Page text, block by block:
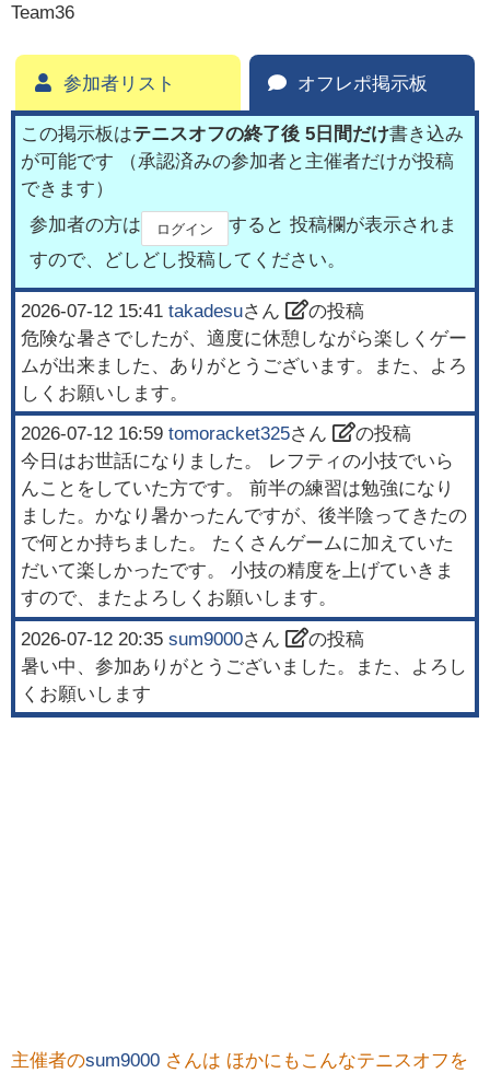
Team36
参加者リスト オフレポ掲示板
この掲示板はテニスオフの終了後 5日間だけ書き込み
が可能です （承認済みの参加者と主催者だけが投稿
できます）
参加者の方は
ログイン
すると 投稿欄が表示されま
すので、どしどし投稿してください。
2026-07-12 15:41 takadesuさん
の投稿
危険な暑さでしたが、適度に休憩しながら楽しくゲー
ムが出来ました、ありがとうございます。また、よろ
しくお願いします。
2026-07-12 16:59 tomoracket325さん
の投稿
今日はお世話になりました。 レフティの小技でいら
んことをしていた方です。 前半の練習は勉強になり
ました。かなり暑かったんですが、後半陰ってきたの
で何とか持ちました。 たくさんゲームに加えていた
だいて楽しかったです。 小技の精度を上げていきま
すので、またよろしくお願いします。
2026-07-12 20:35 sum9000さん
の投稿
暑い中、参加ありがとうございました。また、よろし
くお願いします
主催者のsum9000 さんは ほかにもこんなテニスオフを